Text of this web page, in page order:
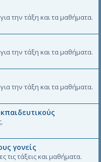
την τάξη και τα μαθήματα.
την τάξη και τα μαθήματα.
την τάξη και τα μαθήματα.
γονείς
τις τάξεις και μαθήματα.